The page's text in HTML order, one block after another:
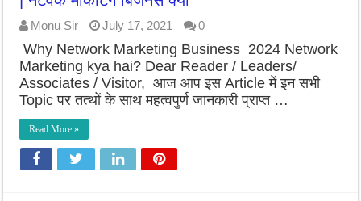
7-Day Weight Loss Challenge | ये घरेलू उपाये सात दिनों में ही
Monu Sir July 17, 2021 0
Why Network Marketing Business 2024 Network
Marketing kya hai? Dear Reader / Leaders/
Associates / Visitor, आज आप इस Article में इन सभी
Topic पर तत्थों के साथ महत्वपुर्ण जानकारी प्राप्त …
Read More »